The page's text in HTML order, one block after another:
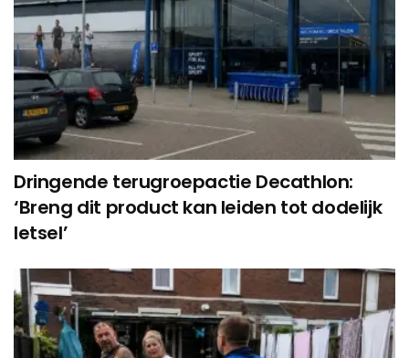
Dringende terugroepactie Decathlon:
‘Breng dit product kan leiden tot dodelijk
letsel’